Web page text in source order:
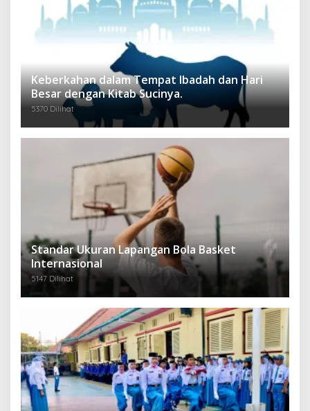
Keberkahan dalam Tempat Ibadah dan Hari
Besar dengan Kitab Sucinya.
5370 Dilihat
Standar Ukuran Lapangan Bola Basket
Internasional
5147 Dilihat